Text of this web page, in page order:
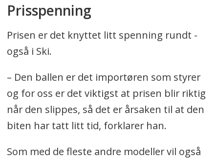
Prisspenning
Prisen er det knyttet litt spenning rundt -
også i Ski.
– Den ballen er det importøren som styrer
og for oss er det viktigst at prisen blir riktig
når den slippes, så det er årsaken til at den
biten har tatt litt tid, forklarer han.
Som med de fleste andre modeller vil også